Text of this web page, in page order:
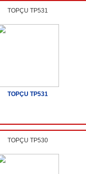
TOPÇU TP531
TOPÇU TP531
TOPÇU TP530